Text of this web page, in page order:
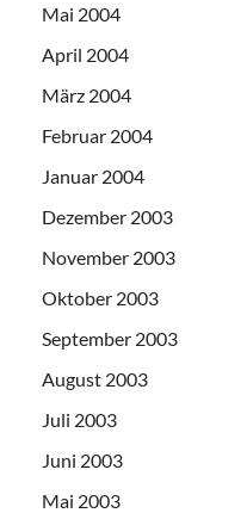
Mai 2004
April 2004
März 2004
Februar 2004
Januar 2004
Dezember 2003
November 2003
Oktober 2003
September 2003
August 2003
Juli 2003
Juni 2003
Mai 2003